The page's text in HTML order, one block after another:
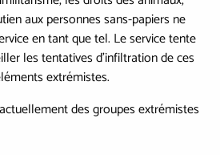
aux personnes sans-papiers ne
en tant que tel. Le service tente
les tentatives d'infiltration de ces
extrémistes.
des groupes extrémistes